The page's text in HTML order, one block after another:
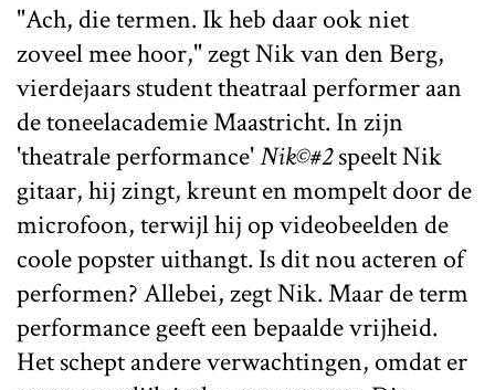
"Ach, die termen. Ik heb daar ook niet
zoveel mee hoor," zegt Nik van den Berg,
vierdejaars student theatraal performer aan
de toneelacademie Maastricht. In zijn
'theatrale performance'Nik©#2speelt Nik
gitaar, hij zingt, kreunt en mompelt door de
microfoon, terwijl hij op videobeelden de
coole popster uithangt. Is dit nou acteren of
performen? Allebei, zegt Nik. Maar de term
performance geeft een bepaalde vrijheid.
Het schept andere verwachtingen, omdat er